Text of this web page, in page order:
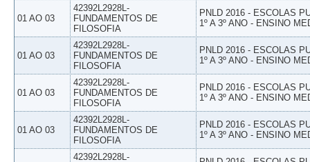
01 AO 03
42392L2928L-
FUNDAMENTOS DE
FILOSOFIA
PNLD 2016 - ESCOLAS
1º A 3º ANO - ENSINO
01 AO 03
42392L2928L-
FUNDAMENTOS DE
FILOSOFIA
PNLD 2016 - ESCOLAS
1º A 3º ANO - ENSINO
01 AO 03
42392L2928L-
FUNDAMENTOS DE
FILOSOFIA
PNLD 2016 - ESCOLAS
1º A 3º ANO - ENSINO
01 AO 03
42392L2928L-
FUNDAMENTOS DE
FILOSOFIA
PNLD 2016 - ESCOLAS
1º A 3º ANO - ENSINO
42392L2928L-